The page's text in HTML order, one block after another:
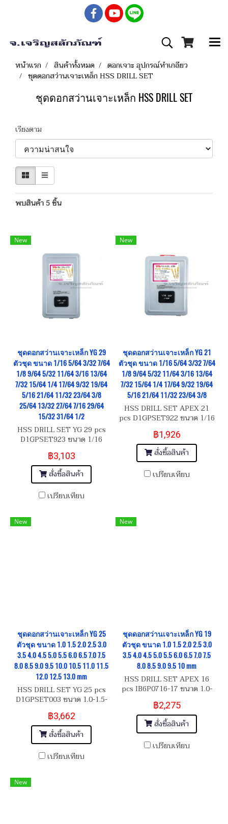
หน้าแรก สินค้าทั้งหมด
ดอกเจาะ อุปกรณ์ทำเกลียว
ชุดดอกสว่านเจาะเหล็ก HSS DRILL SET
ชุดดอกสว่านเจาะเหล็ก HSS DRILL SET
เรียงตาม
พบสินค้า 5 ชิ้น
New
ชุดดอกสว่านเจาะเหล็ก YG 29
ตัวชุด ขนาด 1/16 5/64 3/32 7/64
1/8 9/64 5/32 11/64 3/16 13/64
7/32 15/64 1/4 17/64 9/32 19/64
5/16 21/64 11/32 23/64 3/8
25/64 13/32 27/64 7/16 29/64
15/32 31/64 1/2
HSS DRILL SET YG 29 pcs
D1GPSET923 ขนาด 1/16
5/64 3/32 7/64 1/8 9/64 5/32
11/64 3/16 13/64 7/32 15/64
1/4 17/64 9/32 19/64 5/16
21/64 11/32 23/64 3/8 25/64
15/32 31/64 1/2
฿3,103
สั่งซื้อสินค้า
เปรียบเทียบ
New
ชุดดอกสว่านเจาะเหล็ก YG 21
ตัวชุด ขนาด 1/16 5/64 3/32 7/64
1/8 9/64 5/32 11/64 3/16 13/64
7/32 15/64 1/4 17/64 9/32 19/64
5/16 21/64 11/32 23/64 3/8
HSS DRILL SET APEX 21
pcs D1GPSET922 ขนาด 1/16
5/64 3/32 7/64 1/8 9/64 5/32
11/64 3/16 13/64 7/32 15/64
1/4 17/64 9/32 19/64 5/16
21/64 11/32 23/64 3/8
฿1,926
สั่งซื้อสินค้า
เปรียบเทียบ
New
ชุดดอกสว่านเจาะเหล็ก YG 25
ตัวชุด ขนาด 1.0 1.5 2.0 2.5 3.0
3.5 4.0 4.5 5.0 5.5 6.0 6.5 7.0 7.5
8.0 8.5 9.0 9.5 10.0 10.5 11.0 11.5
12.0 12.5 13.0 mm
HSS DRILL SET YG 25 pcs
D1GPSET003 ขนาด 1.0-1.5-
2.0-2.5-3.0-3.5-4.0-4.5-5.0-
5.5-6.0-6.5-7.0-7.5-8.0-8.5-
9.0-9.5-10-10.5-11-11.5-12-
12.5-13 mm
฿3,662
สั่งซื้อสินค้า
เปรียบเทียบ
New
ชุดดอกสว่านเจาะเหล็ก YG 19
ตัวชุด ขนาด 1.0 1.5 2.0 2.5 3.0
3.5 4.0 4.5 5.0 5.5 6.0 6.5 7.0 7.5
8.0 8.5 9.0 9.5 10 mm
HSS DRILL SET APEX 16
pcs IB6P0716-17 ขนาด 1.0-
1.5-2.0-2.5-3.0-3.5-4.0-4.5-
5.0-5.5-6.0-6.5-7.0-7.5-8.0-
8.5-9.0-9.5-10 mm
฿2,275
สั่งซื้อสินค้า
เปรียบเทียบ
New